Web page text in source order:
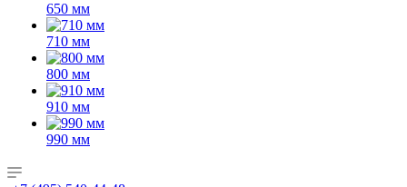
650 мм
710 мм
800 мм
910 мм
990 мм